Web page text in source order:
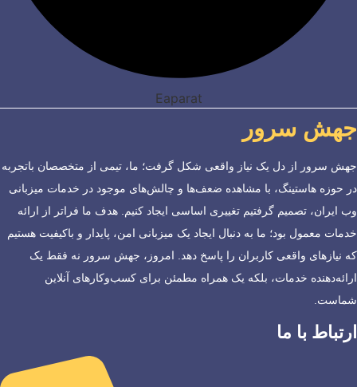
Eaparat
جهش سرور
جهش سرور از دل یک نیاز واقعی شکل گرفت؛ ما، تیمی از متخصصان باتجربه
در حوزه هاستینگ، با مشاهده ضعف‌ها و چالش‌های موجود در خدمات میزبانی
وب ایران، تصمیم گرفتیم تغییری اساسی ایجاد کنیم. هدف ما فراتر از ارائه
خدمات معمول بود؛ ما به دنبال ایجاد یک میزبانی امن، پایدار و باکیفیت هستیم
که نیازهای واقعی کاربران را پاسخ دهد. امروز، جهش سرور نه فقط یک
ارائه‌دهنده خدمات، بلکه یک همراه مطمئن برای کسب‌وکارهای آنلاین
شماست.
ارتباط با ما